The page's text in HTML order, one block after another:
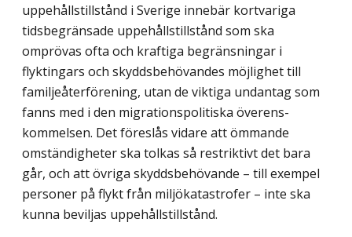
uppehållstillstånd i Sverige innebär kortvariga
tidsbegränsade uppehållstillstånd som ska
omprövas ofta och kraftiga begränsningar i
flyktingars och skyddsbehövandes möjlighet till
familjeåter­förening, utan de viktiga undantag som
fanns med i den migrationspolitiska överens­
kommelsen. Det föreslås vidare att ömmande
omständigheter ska tolkas så restriktivt det bara
går, och att övriga skyddsbehövande – till exempel
personer på flykt från miljökatastrofer – inte ska
kunna beviljas uppehållstillstånd.